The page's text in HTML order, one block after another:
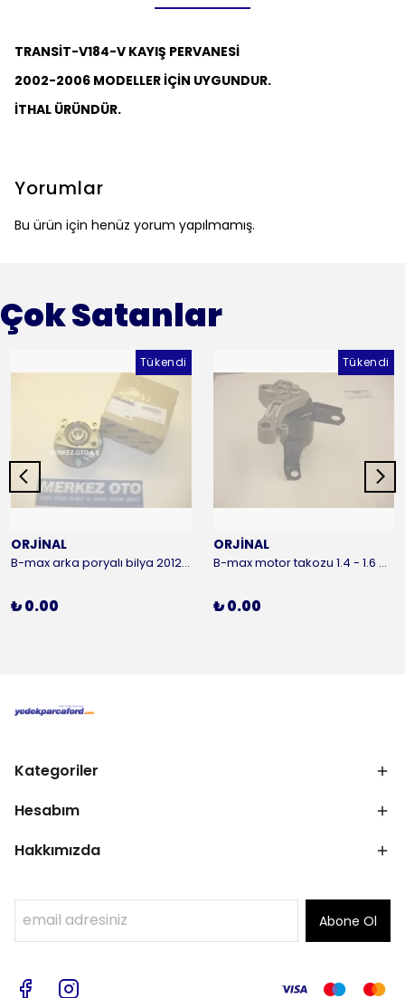
TRANSİT-V184-V KAYIŞ PERVANESİ
2002-2006 MODELLER İÇİN UYGUNDUR.
İTHAL ÜRÜNDÜR.
Yorumlar
Bu ürün için henüz yorum yapılmamış.
Çok Satanlar
Tükendi
ORJİNAL
B-max arka poryalı bilya 2012-2016 ORJİNAL
₺ 0.00
Tükendi
ORJİNAL
B-max motor takozu 1.4 - 1.6 benzinli 2012-2016 ORJİNAL
₺ 0.00
Kategoriler
Hesabım
Hakkımızda
Abone Ol